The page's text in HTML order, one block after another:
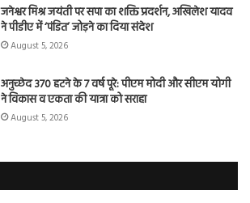
जनेश्वर मिश्र जयंती पर सपा का शक्ति प्रदर्शन, अखिलेश यादव
ने पीडीए में ‘पंडित’ जोड़ने का दिया संदेश
August 5, 2026
अनुच्छेद 370 हटने के 7 वर्ष पूरे: पीएम मोदी और सीएम योगी
ने विकास व एकता की यात्रा को सराहा
August 5, 2026